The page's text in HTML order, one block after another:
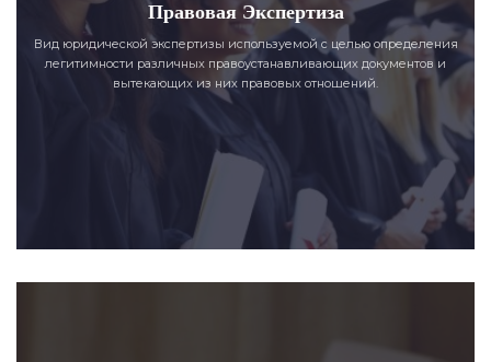
Правовая Экспертиза
Вид юридической экспертизы используемой с целью определения
легитимности различных правоустанавливающих документов и
вытекающих из них правовых отношений.